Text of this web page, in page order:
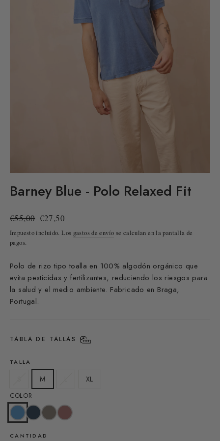
Barney Blue - Polo Relaxed Fit
Precio
habitual
€55,00 Precio
de
€27,50
Impuesto incluido. Los gastos de envío se calculan en la pantalla de
pagos.
Polo de rizo tipo toalla en 100% algodón orgánico que
evita pesticidas y fertilizantes, reduciendo los riesgos para
la salud y el medio ambiente. Fabricado en Braga,
Portugal.
TABLA DE TALLAS
TALLA
M XL
COLOR
CANTIDAD